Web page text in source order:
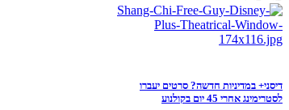
דיסני+ במדיניות חדשה? סרטים יעברו
לסטרימינג אחרי 45 יום בקולנוע